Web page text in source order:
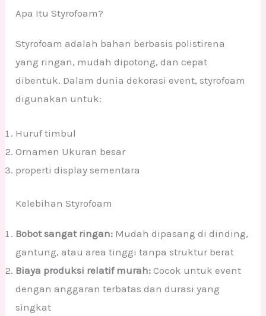
Apa Itu Styrofoam?
Styrofoam adalah bahan berbasis polistirena
yang ringan, mudah dipotong, dan cepat
dibentuk. Dalam dunia dekorasi event, styrofoam
digunakan untuk:
Huruf timbul
Ornamen Ukuran besar
properti display sementara
Kelebihan Styrofoam
Bobot sangat ringan: Mudah dipasang di dinding,
gantung, atau area tinggi tanpa struktur berat
Biaya produksi relatif murah:Cocok untuk event
dengan anggaran terbatas dan durasi yang
singkat